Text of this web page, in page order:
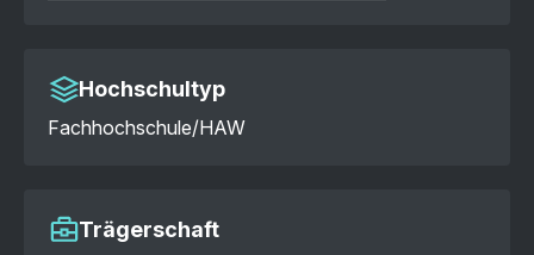
Hochschultyp
Fachhochschule/HAW
Trägerschaft